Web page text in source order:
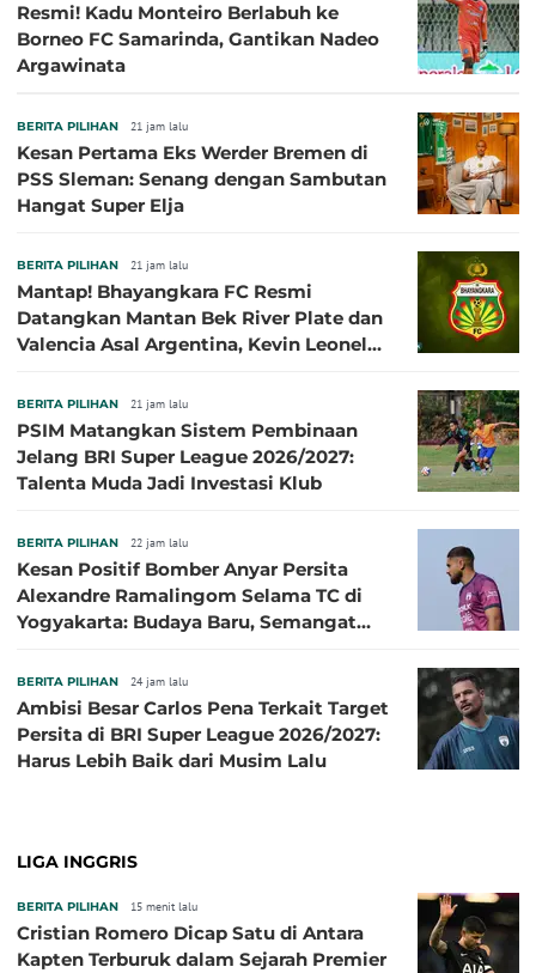
Resmi! Kadu Monteiro Berlabuh ke
Borneo FC Samarinda, Gantikan Nadeo
Argawinata
BERITA PILIHAN 21 jam lalu
Kesan Pertama Eks Werder Bremen di
PSS Sleman: Senang dengan Sambutan
Hangat Super Elja
BERITA PILIHAN 21 jam lalu
Mantap! Bhayangkara FC Resmi
Datangkan Mantan Bek River Plate dan
Valencia Asal Argentina, Kevin Leonel
BERITA PILIHAN 21 jam lalu
PSIM Matangkan Sistem Pembinaan
Jelang BRI Super League 2026/2027:
Talenta Muda Jadi Investasi Klub
BERITA PILIHAN 22 jam lalu
Kesan Positif Bomber Anyar Persita
Alexandre Ramalingom Selama TC di
Yogyakarta: Budaya Baru, Semangat
BERITA PILIHAN 24 jam lalu
Ambisi Besar Carlos Pena Terkait Target
Persita di BRI Super League 2026/2027:
Harus Lebih Baik dari Musim Lalu
LIGA INGGRIS
BERITA PILIHAN 15 menit lalu
Cristian Romero Dicap Satu di Antara
Kapten Terburuk dalam Sejarah Premier